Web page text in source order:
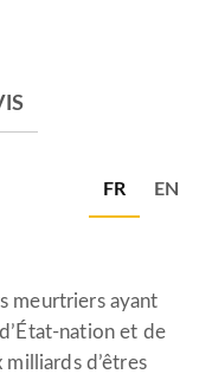
FR EN
meurtriers ayant
nation et de
d’êtres